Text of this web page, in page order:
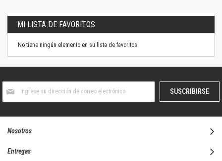
MI LISTA DE FAVORITOS
No tiene ningún elemento en su lista de favoritos.
boletín
SUSCRIBIRSE
Nosotros
Entregas